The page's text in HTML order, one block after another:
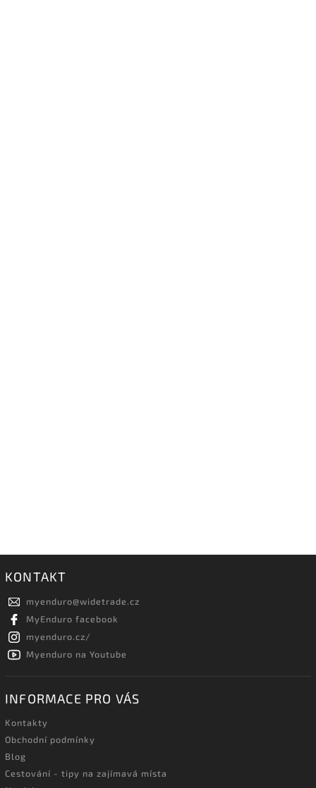
KONTAKT
myenduro@widetrade.cz
MyEnduro facebook
myenduro.cz/
Myenduro na Youtube
INFORMACE PRO VÁS
Kontakty
Obchodní podmínky
Blog
Cestování - tipy na zajímavá místa